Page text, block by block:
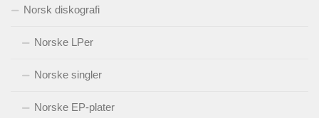
Norsk diskografi
Norske LPer
Norske singler
Norske EP-plater